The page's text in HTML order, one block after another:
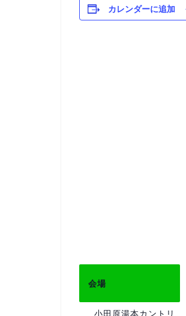
カレンダーに追加
会場
小田原湯本カントリ